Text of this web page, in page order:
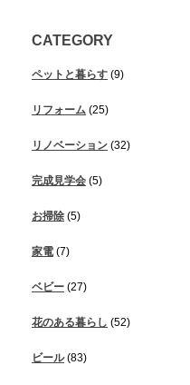
CATEGORY
ペットと暮らす (9)
リフォーム (25)
リノベーション (32)
完成見学会 (5)
お掃除 (5)
家電 (7)
ベビー (27)
花のある暮らし (52)
ビール(83)